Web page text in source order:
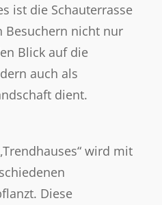
ist die Schauterrasse
Besuchern nicht nur
Blick auf die
auch als
dient.
wird mit
Diese